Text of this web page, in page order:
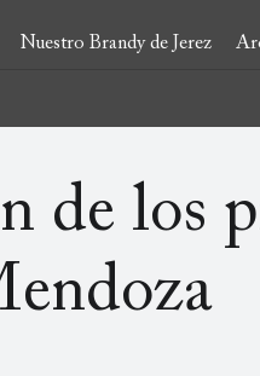
de los
Nuestro Brandy de Jerez